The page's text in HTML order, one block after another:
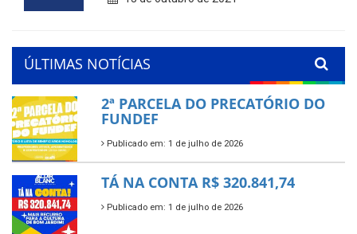
ÚLTIMAS NOTÍCIAS
2ª PARCELA DO PRECATÓRIO DO
FUNDEF
Publicado em: 1 de julho de 2026
TÁ NA CONTA R$ 320.841,74
Publicado em: 1 de julho de 2026